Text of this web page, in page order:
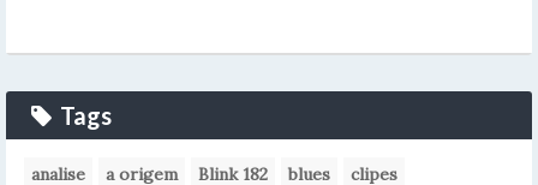
Tags
analise a origem Blink 182 blues
clipes